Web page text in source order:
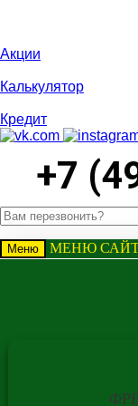
Акции
Калькулятор
Кредит
+7
Меню МЕНЮ